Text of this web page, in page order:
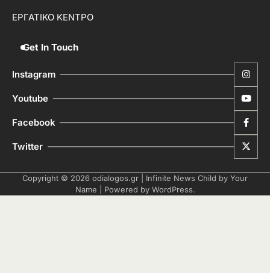
ΕΡΓΑΤΙΚΟ ΚΕΝΤΡΟ
Get In Touch
Instagram
Youtube
Facebook
Twitter
Copyright © 2026 odialogos.gr | Infinite News Child by Your
Name | Powered by WordPress.